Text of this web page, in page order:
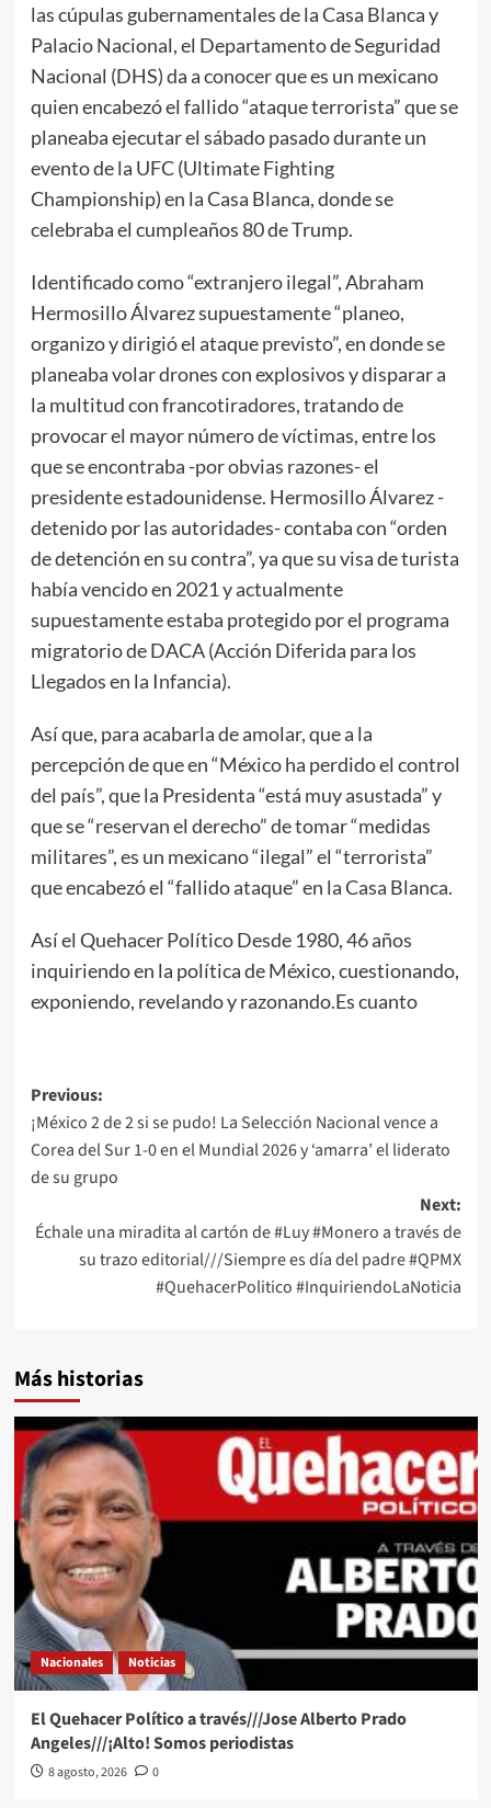
las cúpulas gubernamentales de la Casa Blanca y
Palacio Nacional, el Departamento de Seguridad
Nacional (DHS) da a conocer que es un mexicano
quien encabezó el fallido “ataque terrorista” que se
planeaba ejecutar el sábado pasado durante un
evento de la UFC (Ultimate Fighting
Championship) en la Casa Blanca, donde se
celebraba el cumpleaños 80 de Trump.
Identificado como “extranjero ilegal”, Abraham
Hermosillo Álvarez supuestamente “planeo,
organizo y dirigió el ataque previsto”, en donde se
planeaba volar drones con explosivos y disparar a
la multitud con francotiradores, tratando de
provocar el mayor número de víctimas, entre los
que se encontraba -por obvias razones- el
presidente estadounidense. Hermosillo Álvarez -
detenido por las autoridades- contaba con “orden
de detención en su contra”, ya que su visa de turista
había vencido en 2021 y actualmente
supuestamente estaba protegido por el programa
migratorio de DACA (Acción Diferida para los
Llegados en la Infancia).
Así que, para acabarla de amolar, que a la
percepción de que en “México ha perdido el control
del país”, que la Presidenta “está muy asustada” y
que se “reservan el derecho” de tomar “medidas
militares”, es un mexicano “ilegal” el “terrorista”
que encabezó el “fallido ataque” en la Casa Blanca.
Así el Quehacer Político Desde 1980, 46 años
inquiriendo en la política de México, cuestionando,
exponiendo, revelando y razonando.Es cuanto
Post
navigation
Previous:
¡México 2 de 2 si se pudo! La Selección Nacional vence a
Corea del Sur 1-0 en el Mundial 2026 y ‘amarra’ el liderato
de su grupo
Next:
Échale una miradita al cartón de #Luy #Monero a través de
su trazo editorial///Siempre es día del padre #QPMX
#QuehacerPolitico #InquiriendoLaNoticia
Más historias
Nacionales Noticias
El Quehacer Político a través///Jose Alberto Prado
Angeles///¡Alto! Somos periodistas
8 agosto, 2026 0